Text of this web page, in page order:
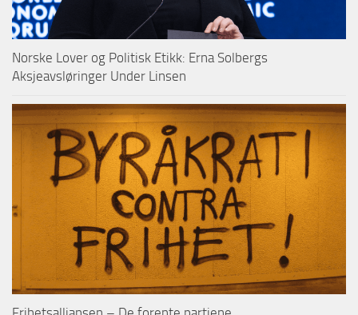
Norske Lover og Politisk Etikk: Erna Solbergs
Aksjeavsløringer Under Linsen